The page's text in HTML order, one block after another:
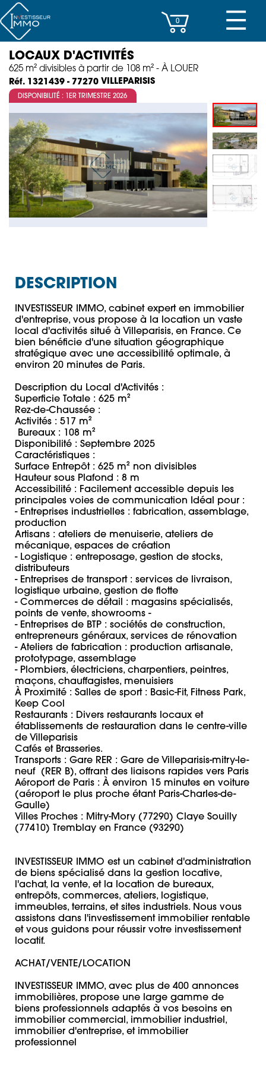
CENTRES D’AFFAIRES
IMMEUBLES DE RAPPORT
PROPERTY MANAGEMENT
PROGRAMMES NEUFS
INVESTISSEMENT
SOCIÉTÉ
ACTUALITÉS
☰
0
LOCAUX D'ACTIVITÉS
625 m² divisibles à partir de 108 m² - À LOUER
Réf. 1321439 - 77270 VILLEPARISIS
DISPONIBILITÉ : 1ER TRIMESTRE 2026
DESCRIPTION
INVESTISSEUR IMMO, cabinet expert en immobilier
d'entreprise, vous propose à la location un vaste
local d'activités situé à Villeparisis, en France. Ce
bien bénéficie d'une situation géographique
stratégique avec une accessibilité optimale, à
environ 20 minutes de Paris.
Description du Local d'Activités :
Superficie Totale : 625 m²
Rez-de-Chaussée :
Activités : 517 m²
Disponibilité : Septembre 2025
Caractéristiques :
Surface Entrepôt : 625 m² non divisibles
Hauteur sous Plafond : 8 m
Accessibilité : Facilement accessible depuis les
principales voies de communication Idéal pour :
- Entreprises industrielles : fabrication, assemblage,
production
Artisans : ateliers de menuiserie, ateliers de
mécanique, espaces de création
- Logistique : entreposage, gestion de stocks,
distributeurs
- Entreprises de transport : services de livraison,
logistique urbaine, gestion de flotte
- Commerces de détail : magasins spécialisés,
points de vente, showrooms -
- Entreprises de BTP : sociétés de construction,
entrepreneurs généraux, services de rénovation
- Ateliers de fabrication : production artisanale,
prototypage, assemblage
- Plombiers, électriciens, charpentiers, peintres,
maçons, chauffagistes, menuisiers
À Proximité : Salles de sport : Basic-Fit, Fitness Park,
Keep Cool
Restaurants : Divers restaurants locaux et
établissements de restauration dans le centre-ville
de Villeparisis
Cafés et Brasseries.
Transports : Gare RER : Gare de Villeparisis-mitry-le-
neuf  (RER B), offrant des liaisons rapides vers Paris
Aéroport de Paris : À environ 15 minutes en voiture
(aéroport le plus proche étant Paris-Charles-de-
Gaulle)
Villes Proches : Mitry-Mory (77290) Claye Souilly
(77410) Tremblay en France (93290)
INVESTISSEUR IMMO est un cabinet d'administration
de biens spécialisé dans la gestion locative,
l'achat, la vente, et la location de bureaux,
entrepôts, commerces, ateliers, logistique,
immeubles, terrains, et sites industriels. Nous vous
assistons dans l'investissement immobilier rentable
et vous guidons pour réussir votre investissement
locatif.
ACHAT/VENTE/LOCATION
INVESTISSEUR IMMO, avec plus de 400 annonces
immobilières, propose une large gamme de
biens professionnels adaptés à vos besoins en
immobilier commercial, immobilier industriel,
immobilier d'entreprise, et immobilier
professionnel